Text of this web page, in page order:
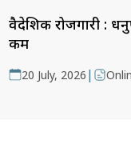
वैदेशिक रोजगारी :
कम
20 July, 2026 |